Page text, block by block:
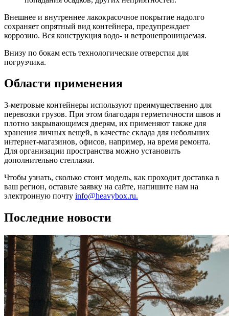
Внешнее и внутреннее лакокрасочное покрытие надолго
сохраняет опрятный вид контейнера, предупреждает
коррозию. Вся конструкция водо- и ветронепроницаемая.
Внизу по бокам есть технологические отверстия для
погрузчика.
Области применения
3-метровые контейнеры используют преимущественно для
перевозки грузов. При этом благодаря герметичности швов и
плотно закрывающимся дверям, их применяют также для
хранения личных вещей, в качестве склада для небольших
интернет-магазинов, офисов, например, на время ремонта.
Для организации пространства можно установить
дополнительно стеллажи.
Чтобы узнать, сколько стоит модель, как проходит доставка в
ваш регион, оставьте заявку на сайте, напишите нам на
электронную почту info@heavybox.ru.
Последние новости